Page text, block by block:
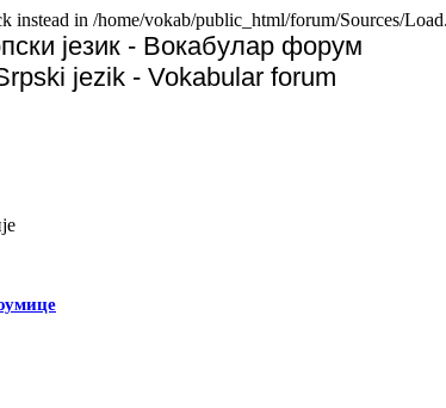
instead in /home/vokab/public_html/forum/Sources/
језик - Вокабулар форум
jezik - Vokabular forum